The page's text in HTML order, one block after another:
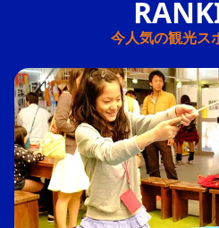
今人気の観光ス